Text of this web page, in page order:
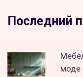
Последний
моде